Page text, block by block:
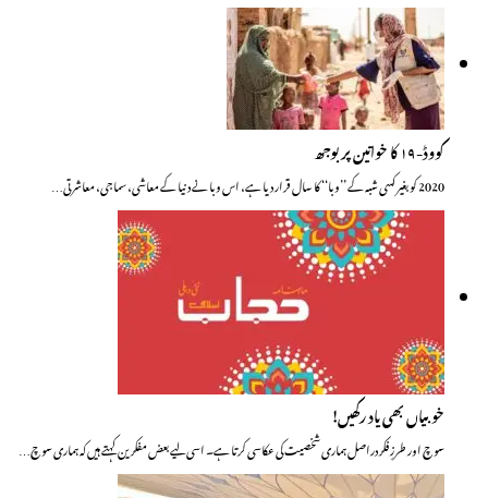
کووڈ-۱۹ کا خواتین پر بوجھ
2020 کو بغیر کسی شبہ کے ’’وبا‘‘ کا سال قرار دیا ہے، اس وبا نے دنیا کے معاشی، سماجی، معاشرتی…
خوبیاں بھی یاد رکھیں!
سوچ اور طرزِ فکر دراصل ہماری شخصیت کی عکاسی کرتا ہے۔ اسی لیے بعض مفکرین کہتے ہیں کہ ہماری سوچ…